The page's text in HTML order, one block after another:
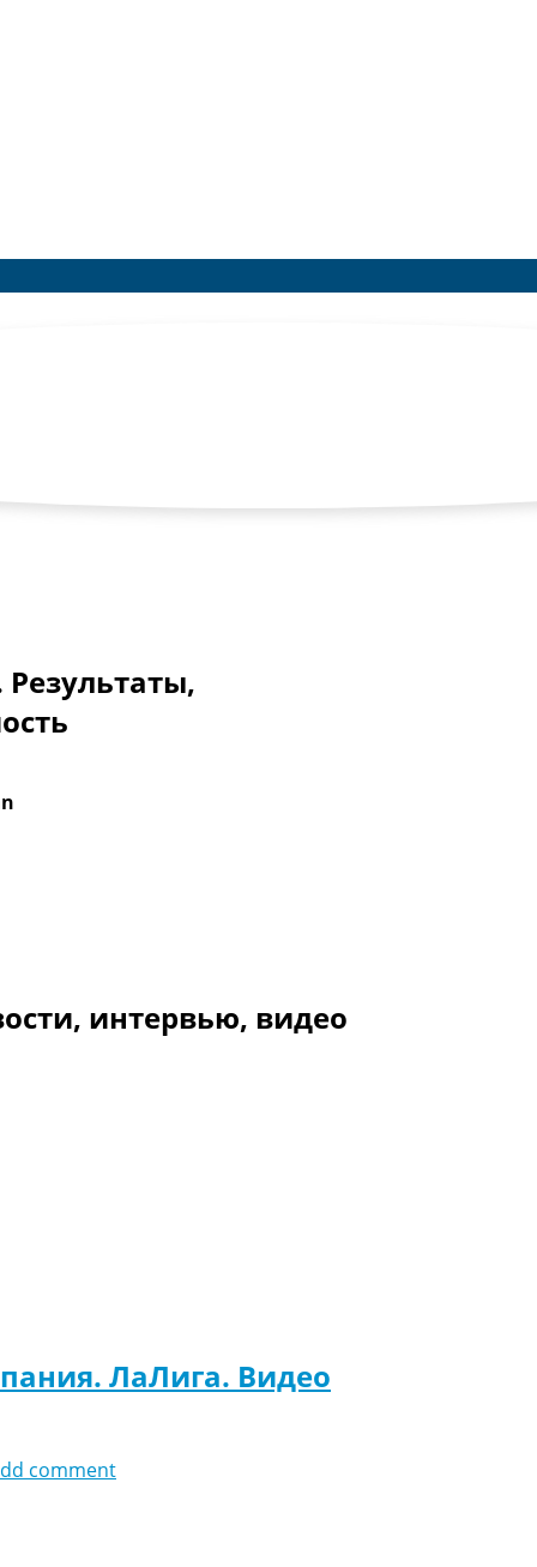
Результаты,
интервью, видео
ЛаЛига. Видео
comment